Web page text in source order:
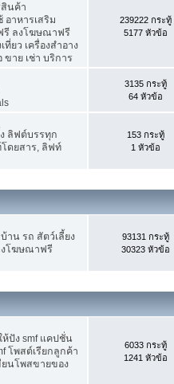
นค้า
อาหารเสริม
ฟรี ลงโฆษณาฟรี
ยว เครื่องสำอาง
าย เช่า บริการ
239222 กระทู้
5177 หัวข้อ
3135 กระทู้
64 หัวข้อ
ลิฟต์บรรทุก
ดยสาร, ลิฟท์
153 กระทู้
1 หัวข้อ
าน รถ สัตว์เลี้ยง
งโฆษณาฟรี
93131 กระทู้
30323 หัวข้อ
ปัง smf แคปชั่น
โพสต์เรียกลูกค้า
ยนโพสขายของ
6033 กระทู้
1241 หัวข้อ